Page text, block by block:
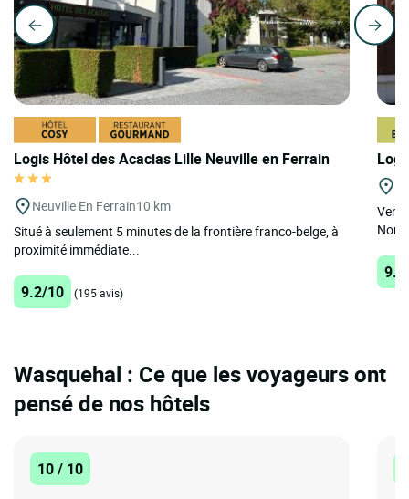
Logis Hôtel des Acacias Lille Neuville en Ferrain
Neuville En Ferrain10 km
Situé à seulement 5 minutes de la frontière franco-belge, à
proximité immédiate...
9.2/10 (195 avis)
Wasquehal : Ce que les voyageurs ont
pensé de nos hôtels
10 / 10